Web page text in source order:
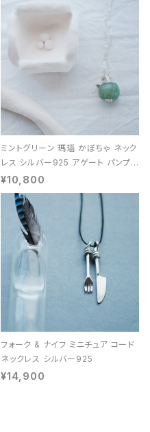
ミントグリーン 瑪瑙 かぼちゃ ネック
レス シルバー925 アゲート パンプキ
ン 天然石 レディース
¥10,800
フォーク & ナイフ ミニチュア コード
ネックレス シルバー925
¥14,900